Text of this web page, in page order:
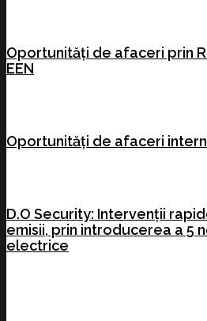
Oportunități de afaceri prin
EEN
Oportunități de afaceri
D.O Security: Intervenții
emisii, prin introducerea a 5
electrice